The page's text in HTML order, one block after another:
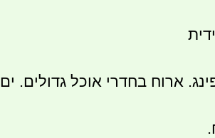
ארוח בחדרי אוכל גדולים. ים